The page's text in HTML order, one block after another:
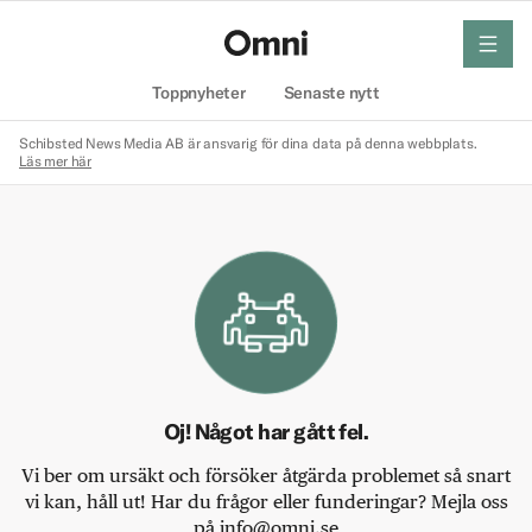
Toppnyheter Senaste nytt
meny
Schibsted News Media AB är ansvarig för dina data på denna webbplats.
Läs mer här
Oj! Något har gått fel.
Vi ber om ursäkt och försöker åtgärda problemet så snart
vi kan, håll ut! Har du frågor eller funderingar? Mejla oss